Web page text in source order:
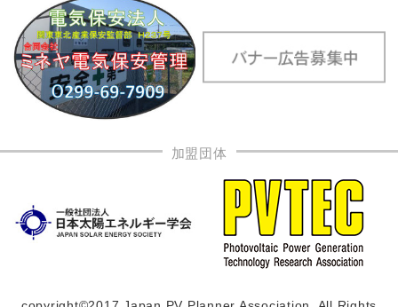
加盟団体